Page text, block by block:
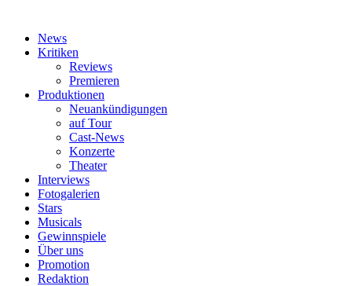
News
Kritiken
Reviews
Premieren
Produktionen
Neuankündigungen
auf Tour
Cast-News
Konzerte
Theater
Interviews
Fotogalerien
Stars
Musicals
Gewinnspiele
Über uns
Promotion
Redaktion